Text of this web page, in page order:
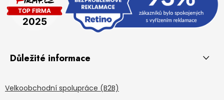
Důležité informace
Velkoobchodní spolupráce (B2B)